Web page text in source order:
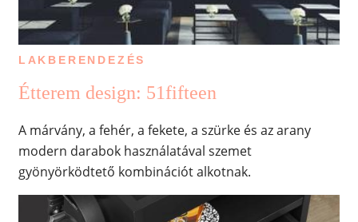
LAKBERENDEZÉS
Étterem design: 51fifteen
A márvány, a fehér, a fekete, a szürke és az arany
modern darabok használatával szemet
gyönyörködtető kombinációt alkotnak.